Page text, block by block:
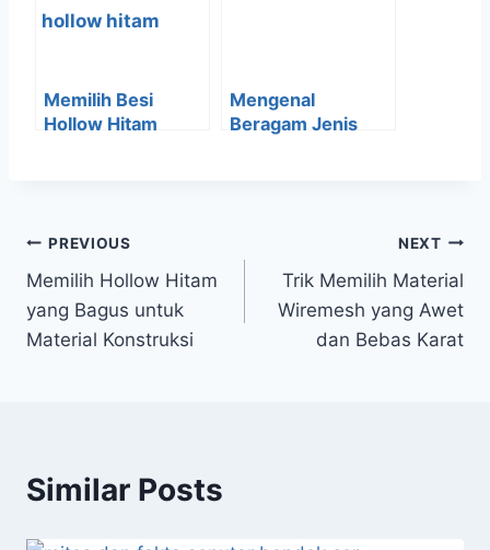
Memilih Besi
Hollow Hitam
Mengenal
Beragam Jenis
PREVIOUS
Memilih Hollow Hitam
yang Bagus untuk
Material Konstruksi
NEXT
Trik Memilih Material
Wiremesh yang Awet
dan Bebas Karat
Similar Posts